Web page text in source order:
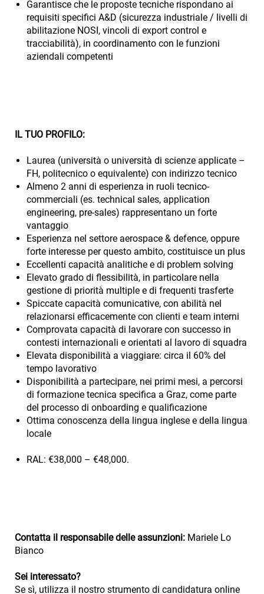
Garantisce che le proposte tecniche rispondano ai
requisiti specifici A&D (sicurezza industriale / livelli di
abilitazione NOSI, vincoli di export control e
tracciabilità), in coordinamento con le funzioni
aziendali competenti
IL TUO PROFILO:
Laurea (università o università di scienze applicate –
FH, politecnico o equivalente) con indirizzo tecnico
Almeno 2 anni di esperienza in ruoli tecnico-
commerciali (es. technical sales, application
engineering, pre-sales) rappresentano un forte
vantaggio
Esperienza nel settore aerospace & defence, oppure
forte interesse per questo ambito, costituisce un plus
Eccellenti capacità analitiche e di problem solving
Elevato grado di flessibilità, in particolare nella
gestione di priorità multiple e di frequenti trasferte
Spiccate capacità comunicative, con abilità nel
relazionarsi efficacemente con clienti e team interni
Comprovata capacità di lavorare con successo in
contesti internazionali e orientati al lavoro di squadra
Elevata disponibilità a viaggiare: circa il 60% del
tempo lavorativo
Disponibilità a partecipare, nei primi mesi, a percorsi
di formazione tecnica specifica a Graz, come parte
del processo di onboarding e qualificazione
Ottima conoscenza della lingua inglese e della lingua
locale
RAL: €38,000 – €48,000.
Contatta il responsabile delle assunzioni: Mariele Lo
Bianco
Sei interessato?
Se sì, utilizza il nostro strumento di candidatura online